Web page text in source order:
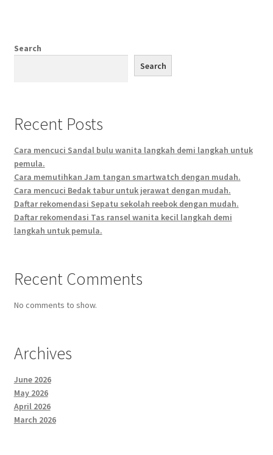
Search
Search
Recent Posts
Cara mencuci Sandal bulu wanita langkah demi langkah untuk
pemula.
Cara memutihkan Jam tangan smartwatch dengan mudah.
Cara mencuci Bedak tabur untuk jerawat dengan mudah.
Daftar rekomendasi Sepatu sekolah reebok dengan mudah.
Daftar rekomendasi Tas ransel wanita kecil langkah demi
langkah untuk pemula.
Recent Comments
No comments to show.
Archives
June 2026
May 2026
April 2026
March 2026